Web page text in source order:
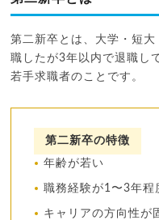
第二新卒とは、大学・短
職したが3年以内で退職し
若手求職者のことです。
第二新卒の特徴
年齢が若い
職務経験が1〜3年程
キャリアの方向性が